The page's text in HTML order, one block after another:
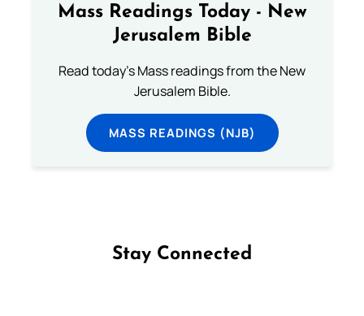
Mass Readings Today - New
Jerusalem Bible
Read today's Mass readings from the New
Jerusalem Bible.
MASS READINGS (NJB)
Stay Connected